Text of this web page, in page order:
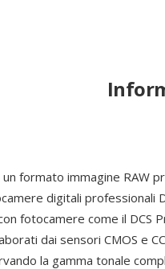
un formato immagine RAW
digitali professionali
fotocamere come il DCS
dai sensori CMOS e
la gamma tonale